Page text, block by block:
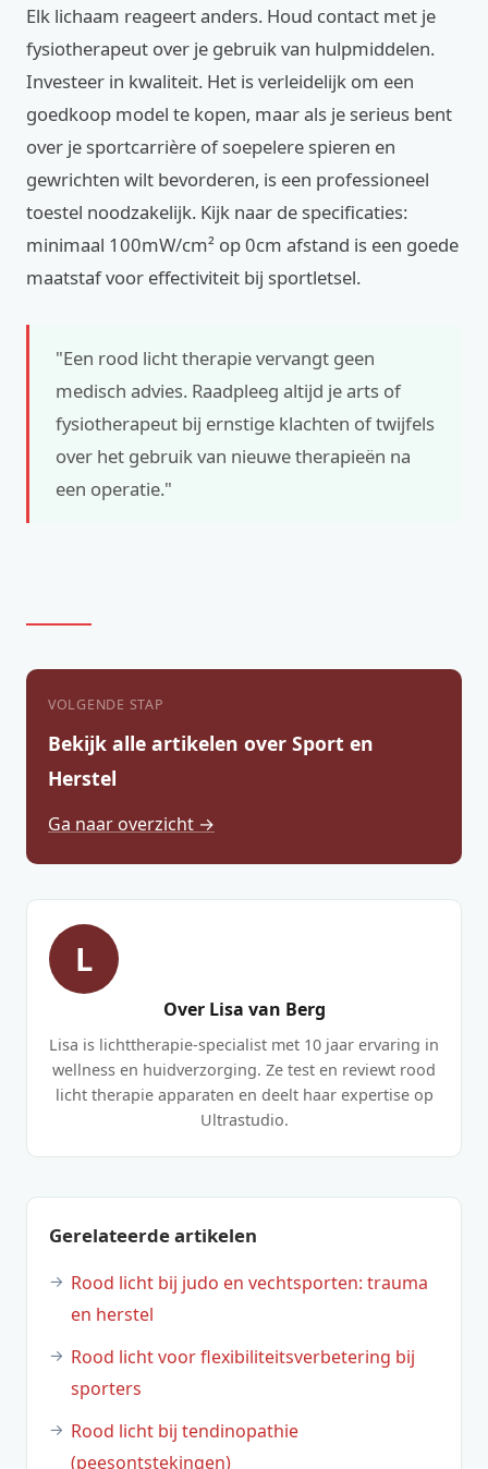
Elk lichaam reageert anders. Houd contact met je
fysiotherapeut over je gebruik van hulpmiddelen.
Investeer in kwaliteit. Het is verleidelijk om een
goedkoop model te kopen, maar als je serieus bent
over je sportcarrière of soepelere spieren en
gewrichten wilt bevorderen, is een professioneel
toestel noodzakelijk. Kijk naar de specificaties:
minimaal 100mW/cm² op 0cm afstand is een goede
maatstaf voor effectiviteit bij sportletsel.
"Een rood licht therapie vervangt geen
medisch advies. Raadpleeg altijd je arts of
fysiotherapeut bij ernstige klachten of twijfels
over het gebruik van nieuwe therapieën na
een operatie."
VOLGENDE STAP
Bekijk alle artikelen over Sport en
Herstel
Ga naar overzicht →
L
Over Lisa van Berg
Lisa is lichttherapie-specialist met 10 jaar ervaring in
wellness en huidverzorging. Ze test en reviewt rood
licht therapie apparaten en deelt haar expertise op
Ultrastudio.
Gerelateerde artikelen
Rood licht bij judo en vechtsporten: trauma
en herstel
Rood licht voor flexibiliteitsverbetering bij
sporters
Rood licht bij tendinopathie
(peesontstekingen)